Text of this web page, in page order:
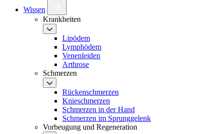
Wissen
Krankheiten
Lipödem
Lymphödem
Venenleiden
Arthrose
Schmerzen
Rückenschmerzen
Knieschmerzen
Schmerzen in der Hand
Schmerzen im Sprunggelenk
Vorbeugung und Regeneration